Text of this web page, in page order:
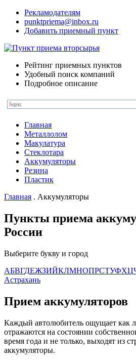
Рекламодателям
punktpriema@inbox.ru
Добавить приемный пункт
Рейтинг приемных пунктов
Удобный поиск компаний
Подробное описание
Главная
Металлолом
Макулатура
Стеклотара
Аккумуляторы
Резина
Пластик
Главная . Аккумуляторы
Пункты приема
России
Выберите букву и город
АБВГДЕЖЗИЙКЛМНОПРСТУФХЦ
Астрахань
Прием аккумуляторов
Каждый автолюбитель ощущает как
отражаются на состоянии
время года и не только, выходят из
аккумуляторы.